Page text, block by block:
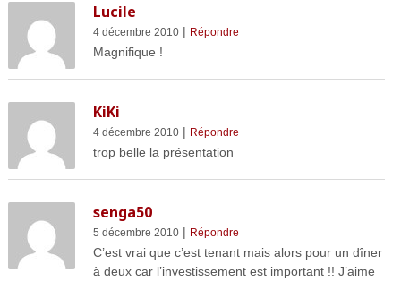
Lucile
4 décembre 2010| Répondre
Magnifique !
KiKi
4 décembre 2010| Répondre
trop belle la présentation
senga50
5 décembre 2010| Répondre
C’est vrai que c’est tenant mais alors pour un dîner
à deux car l’investissement est important !! J’aime